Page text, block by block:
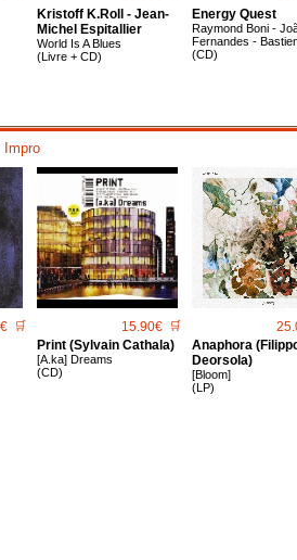
Kristoff K.roll - Jean-
Michel Espitallier
World Is A Blues
(Livre + CD)
Energy Quest
Raymond Boni -
Fernandes -
(CD)
Impro
🛒 15.90€ 🛒
Print (Sylvain Cathala)
[A.ka] Dreams
(CD)
Anaphora
Deorsola)
[Bloom]
(LP)